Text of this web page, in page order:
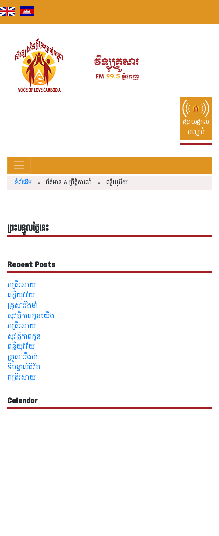
Skip
to
content
ផ្សាយផ្ទាល់
បញ្ឈប់
ទំព័រដើម » ព័ត៌មាន & ព្រឹត្តិការណ៍ » ពន្លឺយុវវ័យ
ព្រះបន្ទូលថ្ងៃនេះ
Recent Posts
រាត្រីរសាយ
ពន្លឺយុវវ័យ
គ្រួសាររឹងមាំ
សុវត្ថិភាពកូនយើង
រាត្រីរសាយ
សុវត្ថិភាពកូន
ពន្លឺយុវវ័យ
គ្រួសាររឹងមាំ
ទីបន្ទាល់ជីវិត
រាត្រីរសាយ
Calendar